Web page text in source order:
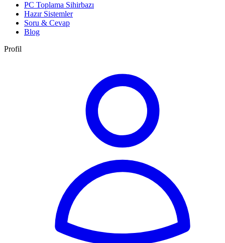
PC Toplama Sihirbazı
Hazır Sistemler
Soru & Cevap
Blog
Profil